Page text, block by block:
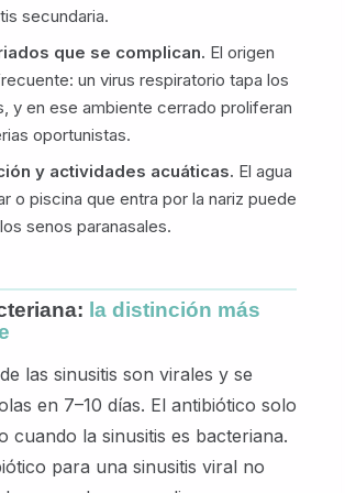
secundaria.
que se complican. El origen
un virus respiratorio tapa los
y en ese ambiente cerrado proliferan
oportunistas.
y actividades acuáticas. El agua
o piscina que entra por la nariz puede
senos paranasales.
la distinción más
las sinusitis son virales y se
en 7–10 días. El antibiótico solo
cuando la sinusitis es bacteriana.
para una sinusitis viral no